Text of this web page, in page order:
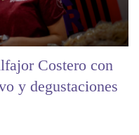
y degustaciones